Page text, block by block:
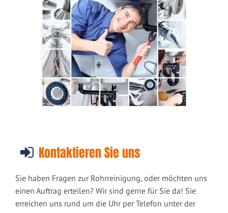
Kontaktieren Sie uns
Sie haben Fragen zur Rohrreinigung, oder möchten uns
einen Auftrag erteilen? Wir sind gerne für Sie da! Sie
erreichen uns rund um die Uhr per Telefon unter der